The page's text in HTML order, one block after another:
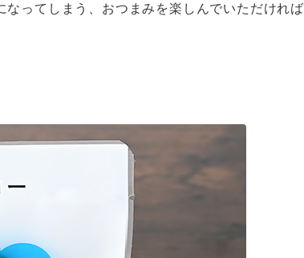
なってしまう、おつまみを楽しんでいただければ